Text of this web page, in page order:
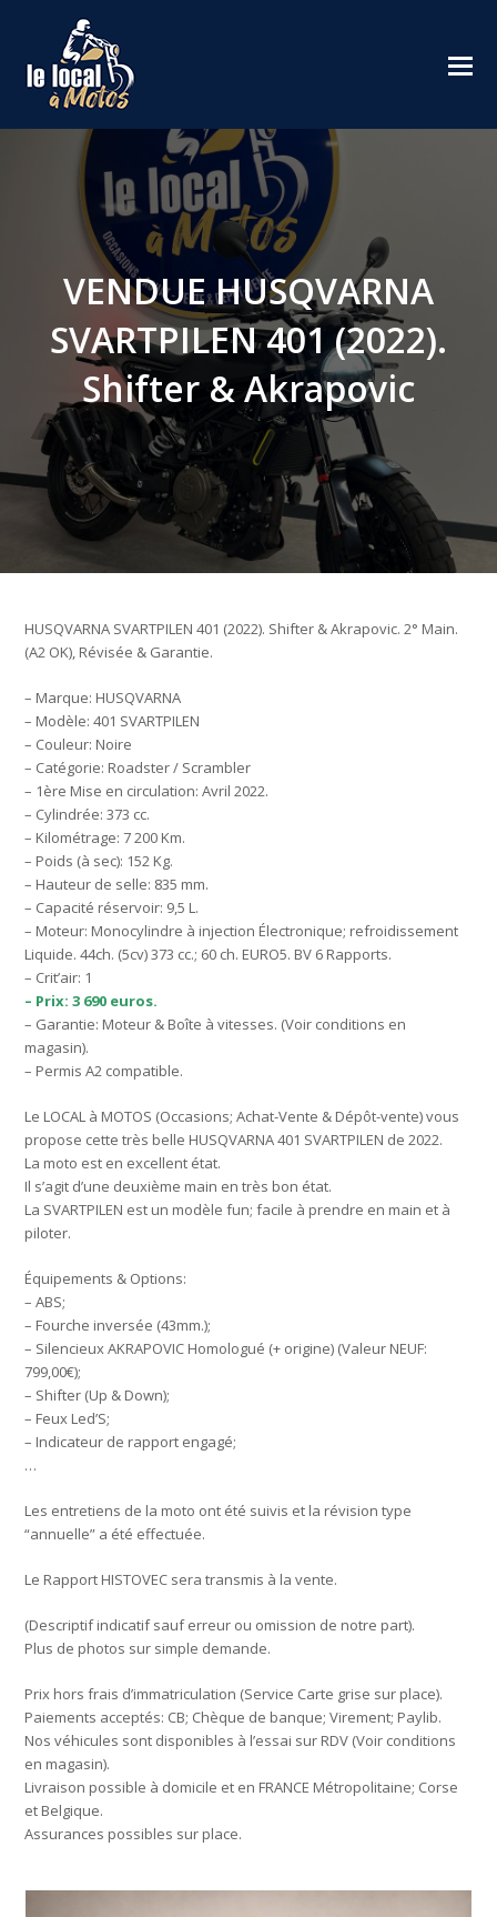
VENDUE HUSQVARNA
SVARTPILEN 401 (2022).
Shifter & Akrapovic
HUSQVARNA SVARTPILEN 401 (2022). Shifter & Akrapovic. 2° Main.
(A2 OK), Révisée & Garantie.
– Marque: HUSQVARNA
– Modèle: 401 SVARTPILEN
– Couleur: Noire
– Catégorie: Roadster / Scrambler
– 1ère Mise en circulation: Avril 2022.
– Cylindrée: 373 cc.
– Kilométrage: 7 200 Km.
– Poids (à sec): 152 Kg.
– Hauteur de selle: 835 mm.
– Capacité réservoir: 9,5 L.
– Moteur: Monocylindre à injection Électronique; refroidissement
Liquide. 44ch. (5cv) 373 cc.; 60 ch. EURO5. BV 6 Rapports.
– Crit’air: 1
– Prix: 3 690 euros.
– Garantie: Moteur & Boîte à vitesses. (Voir conditions en
magasin).
– Permis A2 compatible.
Le LOCAL à MOTOS (Occasions; Achat-Vente & Dépôt-vente) vous
propose cette très belle HUSQVARNA 401 SVARTPILEN de 2022.
La moto est en excellent état.
Il s’agit d’une deuxième main en très bon état.
La SVARTPILEN est un modèle fun; facile à prendre en main et à
piloter.
Équipements & Options:
– ABS;
– Fourche inversée (43mm.);
– Silencieux AKRAPOVIC Homologué (+ origine) (Valeur NEUF:
799,00€);
– Shifter (Up & Down);
– Feux Led’S;
– Indicateur de rapport engagé;
…
Les entretiens de la moto ont été suivis et la révision type
“annuelle” a été effectuée.
Le Rapport HISTOVEC sera transmis à la vente.
(Descriptif indicatif sauf erreur ou omission de notre part).
Plus de photos sur simple demande.
Prix hors frais d’immatriculation (Service Carte grise sur place).
Paiements acceptés: CB; Chèque de banque; Virement; Paylib.
Nos véhicules sont disponibles à l’essai sur RDV (Voir conditions
en magasin).
Livraison possible à domicile et en FRANCE Métropolitaine; Corse
et Belgique.
Assurances possibles sur place.